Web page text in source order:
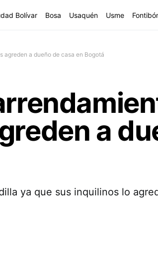
Bolívar Bosa Usaquén Usme
agreden a dueño de casa en Bogotá
a
ya que sus inquilinos lo